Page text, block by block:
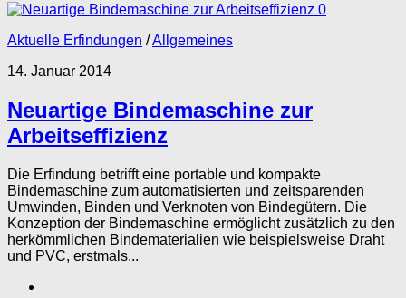
0
Aktuelle Erfindungen /Allgemeines
14. Januar 2014
Neuartige Bindemaschine zur
Arbeitseffizienz
Die Erfindung betrifft eine portable und kompakte
Bindemaschine zum automatisierten und zeitsparenden
Umwinden, Binden und Verknoten von Bindegütern. Die
Konzeption der Bindemaschine ermöglicht zusätzlich zu den
herkömmlichen Bindematerialien wie beispielsweise Draht
und PVC, erstmals...